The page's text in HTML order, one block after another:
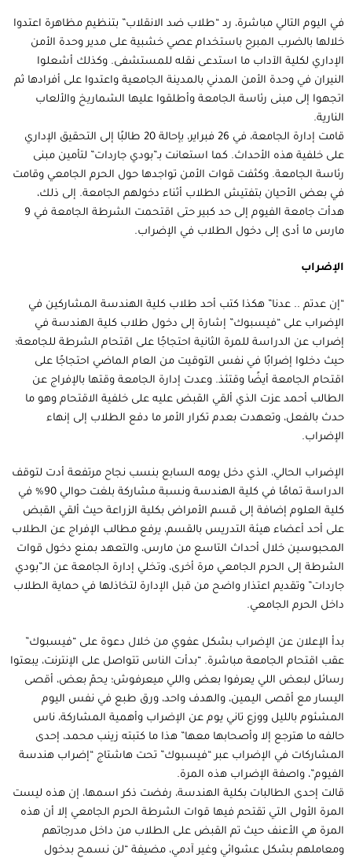
في اليوم التالي مباشرة، رد “طلاب ضد الانقلاب” بتنظيم مظاهرة اعتدوا
خلالها بالضرب المبرح باستخدام عصي خشبية على مدير وحدة الأمن
الإداري لكلية الآداب ما استدعى نقله للمستشفى. وكذلك أشعلوا
النيران في وحدة الأمن المدني بالمدينة الجامعية واعتدوا على أفرادها ثم
اتجهوا إلى مبنى رئاسة الجامعة وأطلقوا عليها الشماريخ والألعاب
النارية.
قامت إدارة الجامعة، في 26 فبراير، بإحالة 20 طالبًا إلى التحقيق الإداري
على خلفية هذه الأحداث. كما استعانت بـ”بودي جاردات” لتأمين مبنى
رئاسة الجامعة. وكثفت قوات الأمن تواجدها حول الحرم الجامعي وقامت
في بعض الأحيان بتفتيش الطلاب أثناء دخولهم الجامعة. إلى ذلك،
هدأت جامعة الفيوم إلى حد كبير حتى اقتحمت الشرطة الجامعة في 9
مارس ما أدى إلى دخول الطلاب في الإضراب.
الإضراب
“إن عدتم .. عدنا” هكذا كتب أحد طلاب كلية الهندسة المشاركين في
الإضراب على “فيسبوك” إشارة إلى دخول طلاب كلية الهندسة في
إضراب عن الدراسة للمرة الثانية احتجاجًا على اقتحام الشرطة للجامعة؛
حيث دخلوا إضرابًا في نفس التوقيت من العام الماضي احتجاجًا على
اقتحام الجامعة أيضًا وقتئذ. وعدت إدارة الجامعة وقتها بالإفراج عن
الطالب أحمد عزت الذي ألقي القبض عليه على خلفية الاقتحام وهو ما
حدث بالفعل، وتعهدت بعدم تكرار الأمر ما دفع الطلاب إلى إنهاء
الإضراب.
الإضراب الحالي، الذي دخل يومه السابع بنسب نجاح مرتفعة أدت لتوقف
الدراسة تمامًا في كلية الهندسة ونسبة مشاركة بلغت حوالي 90% في
كلية العلوم إضافة إلى قسم الأمراض بكلية الزراعة حيث ألقي القبض
على أحد أعضاء هيئة التدريس بالقسم، يرفع مطالب الإفراج عن الطلاب
المحبوسين خلال أحداث التاسع من مارس، والتعهد بمنع دخول قوات
الشرطة إلى الحرم الجامعي مرة أخرى، وتخلي إدارة الجامعة عن الـ”بودي
جاردات” وتقديم اعتذار واضح من قبل الإدارة لتخاذلها في حماية الطلاب
داخل الحرم الجامعي.
بدأ الإعلان عن الإضراب بشكل عفوي من خلال دعوة على “فيسبوك”
عقب اقتحام الجامعة مباشرة. “بدأت الناس تتواصل على الإنترنت، يبعتوا
رسائل لبعض اللي يعرفوا بعض واللي ميعرفوش؛ يحمّ بعض، أقصى
اليسار مع أقصى اليمين، والهدف واحد، ورق طبع في نفس اليوم
المشئوم بالليل ووزع تاني يوم عن الإضراب وأهمية المشاركة، ناس
حالفه ما هترجع إلا وأصحابها معها” هذا ما كتبته زينب محمد، إحدى
المشاركات في الإضراب عبر “فيسبوك” تحت هاشتاج “إضراب هندسة
الفيوم”، واصفة الإضراب هذه المرة.
قالت إحدى الطالبات بكلية الهندسة، رفضت ذكر اسمها، إن هذه ليست
المرة الأولى التي تقتحم فيها قوات الشرطة الحرم الجامعي إلا أن هذه
المرة هي الأعنف حيث تم القبض على الطلاب من داخل مدرجاتهم
ومعاملهم بشكل عشوائي وغير آدمي، مضيفة “لن نسمح بدخول